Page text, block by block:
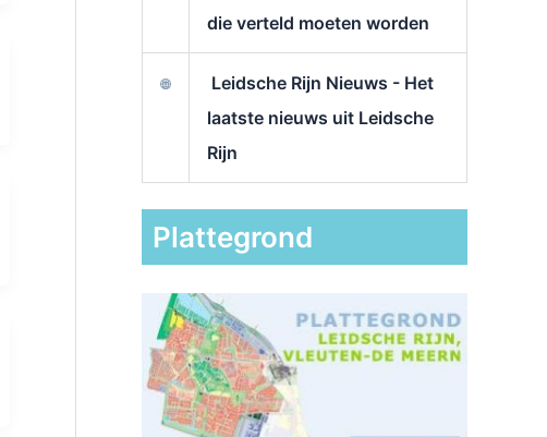
die verteld moeten worden
Leidsche Rijn Nieuws - Het
laatste nieuws uit Leidsche
Rijn
Plattegrond